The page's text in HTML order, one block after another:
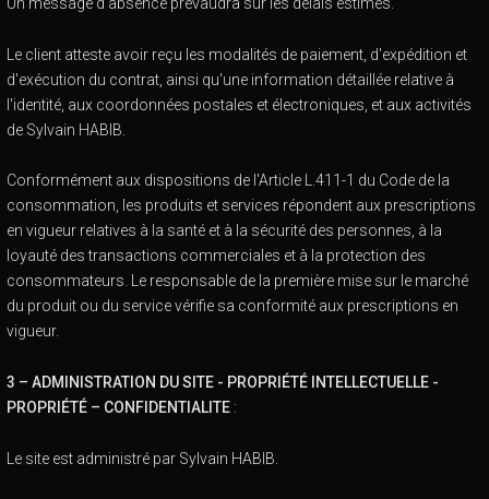
Le client atteste avoir reçu les modalités de paiement, d'expédition et
d'exécution du contrat, ainsi qu'une information détaillée relative à
l'identité, aux coordonnées postales et électroniques, et aux activités
de Sylvain HABIB.
Conformément aux dispositions de l'Article L.411-1 du Code de la
consommation, les produits et services répondent aux prescriptions
en vigueur relatives à la santé et à la sécurité des personnes, à la
loyauté des transactions commerciales et à la protection des
consommateurs. Le responsable de la première mise sur le marché
du produit ou du service vérifie sa conformité aux prescriptions en
vigueur.
3 – ADMINISTRATION DU SITE - PROPRIÉTÉ INTELLECTUELLE -
PROPRIÉTÉ – CONFIDENTIALITE :
Le site est administré par Sylvain HABIB.